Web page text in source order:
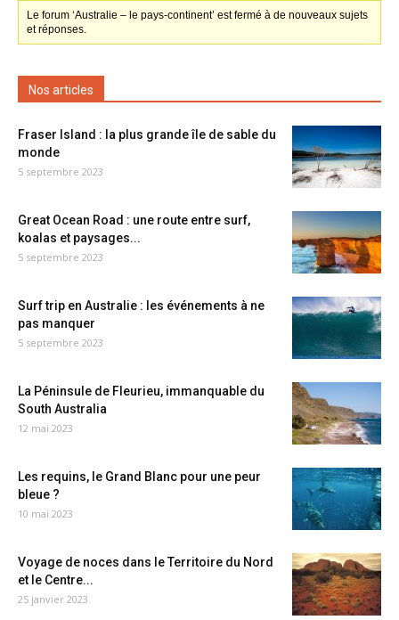
Le forum ‘Australie – le pays-continent’ est fermé à de nouveaux sujets
et réponses.
Nos articles
Fraser Island : la plus grande île de sable du
monde
5 septembre 2023
Great Ocean Road : une route entre surf,
koalas et paysages...
5 septembre 2023
Surf trip en Australie : les événements à ne
pas manquer
5 septembre 2023
La Péninsule de Fleurieu, immanquable du
South Australia
12 mai 2023
Les requins, le Grand Blanc pour une peur
bleue ?
10 mai 2023
Voyage de noces dans le Territoire du Nord
et le Centre...
25 janvier 2023